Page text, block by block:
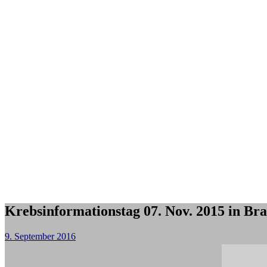
Krebsinformationstag 07. Nov. 2015 in
9. September 2016